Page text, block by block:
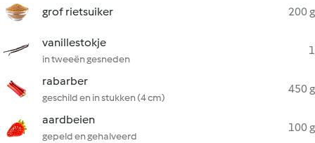
grof rietsuiker 200 g
vanillestokje
in tweeën gesneden
1
rabarber
geschild en in stukken (4 cm)
450 g
aardbeien
gepeld en gehalveerd
100 g